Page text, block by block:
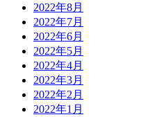
2022年8月
2022年7月
2022年6月
2022年5月
2022年4月
2022年3月
2022年2月
2022年1月